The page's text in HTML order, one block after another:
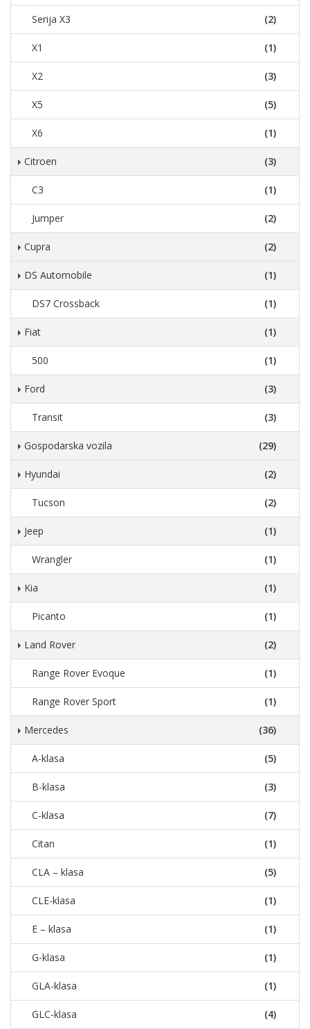
Serija X3 (2)
X1 (1)
X2 (3)
X5 (5)
X6 (1)
Citroen (3)
C3 (1)
Jumper (2)
Cupra (2)
DS Automobile (1)
DS7 Crossback (1)
Fiat (1)
500 (1)
Ford (3)
Transit (3)
Gospodarska vozila (29)
Hyundai (2)
Tucson (2)
Jeep (1)
Wrangler (1)
Kia (1)
Picanto (1)
Land Rover (2)
Range Rover Evoque (1)
Range Rover Sport (1)
Mercedes (36)
A-klasa (5)
B-klasa (3)
C-klasa (7)
Citan (1)
CLA – klasa (5)
CLE-klasa (1)
E – klasa (1)
G-klasa (1)
GLA-klasa (1)
GLC-klasa (4)